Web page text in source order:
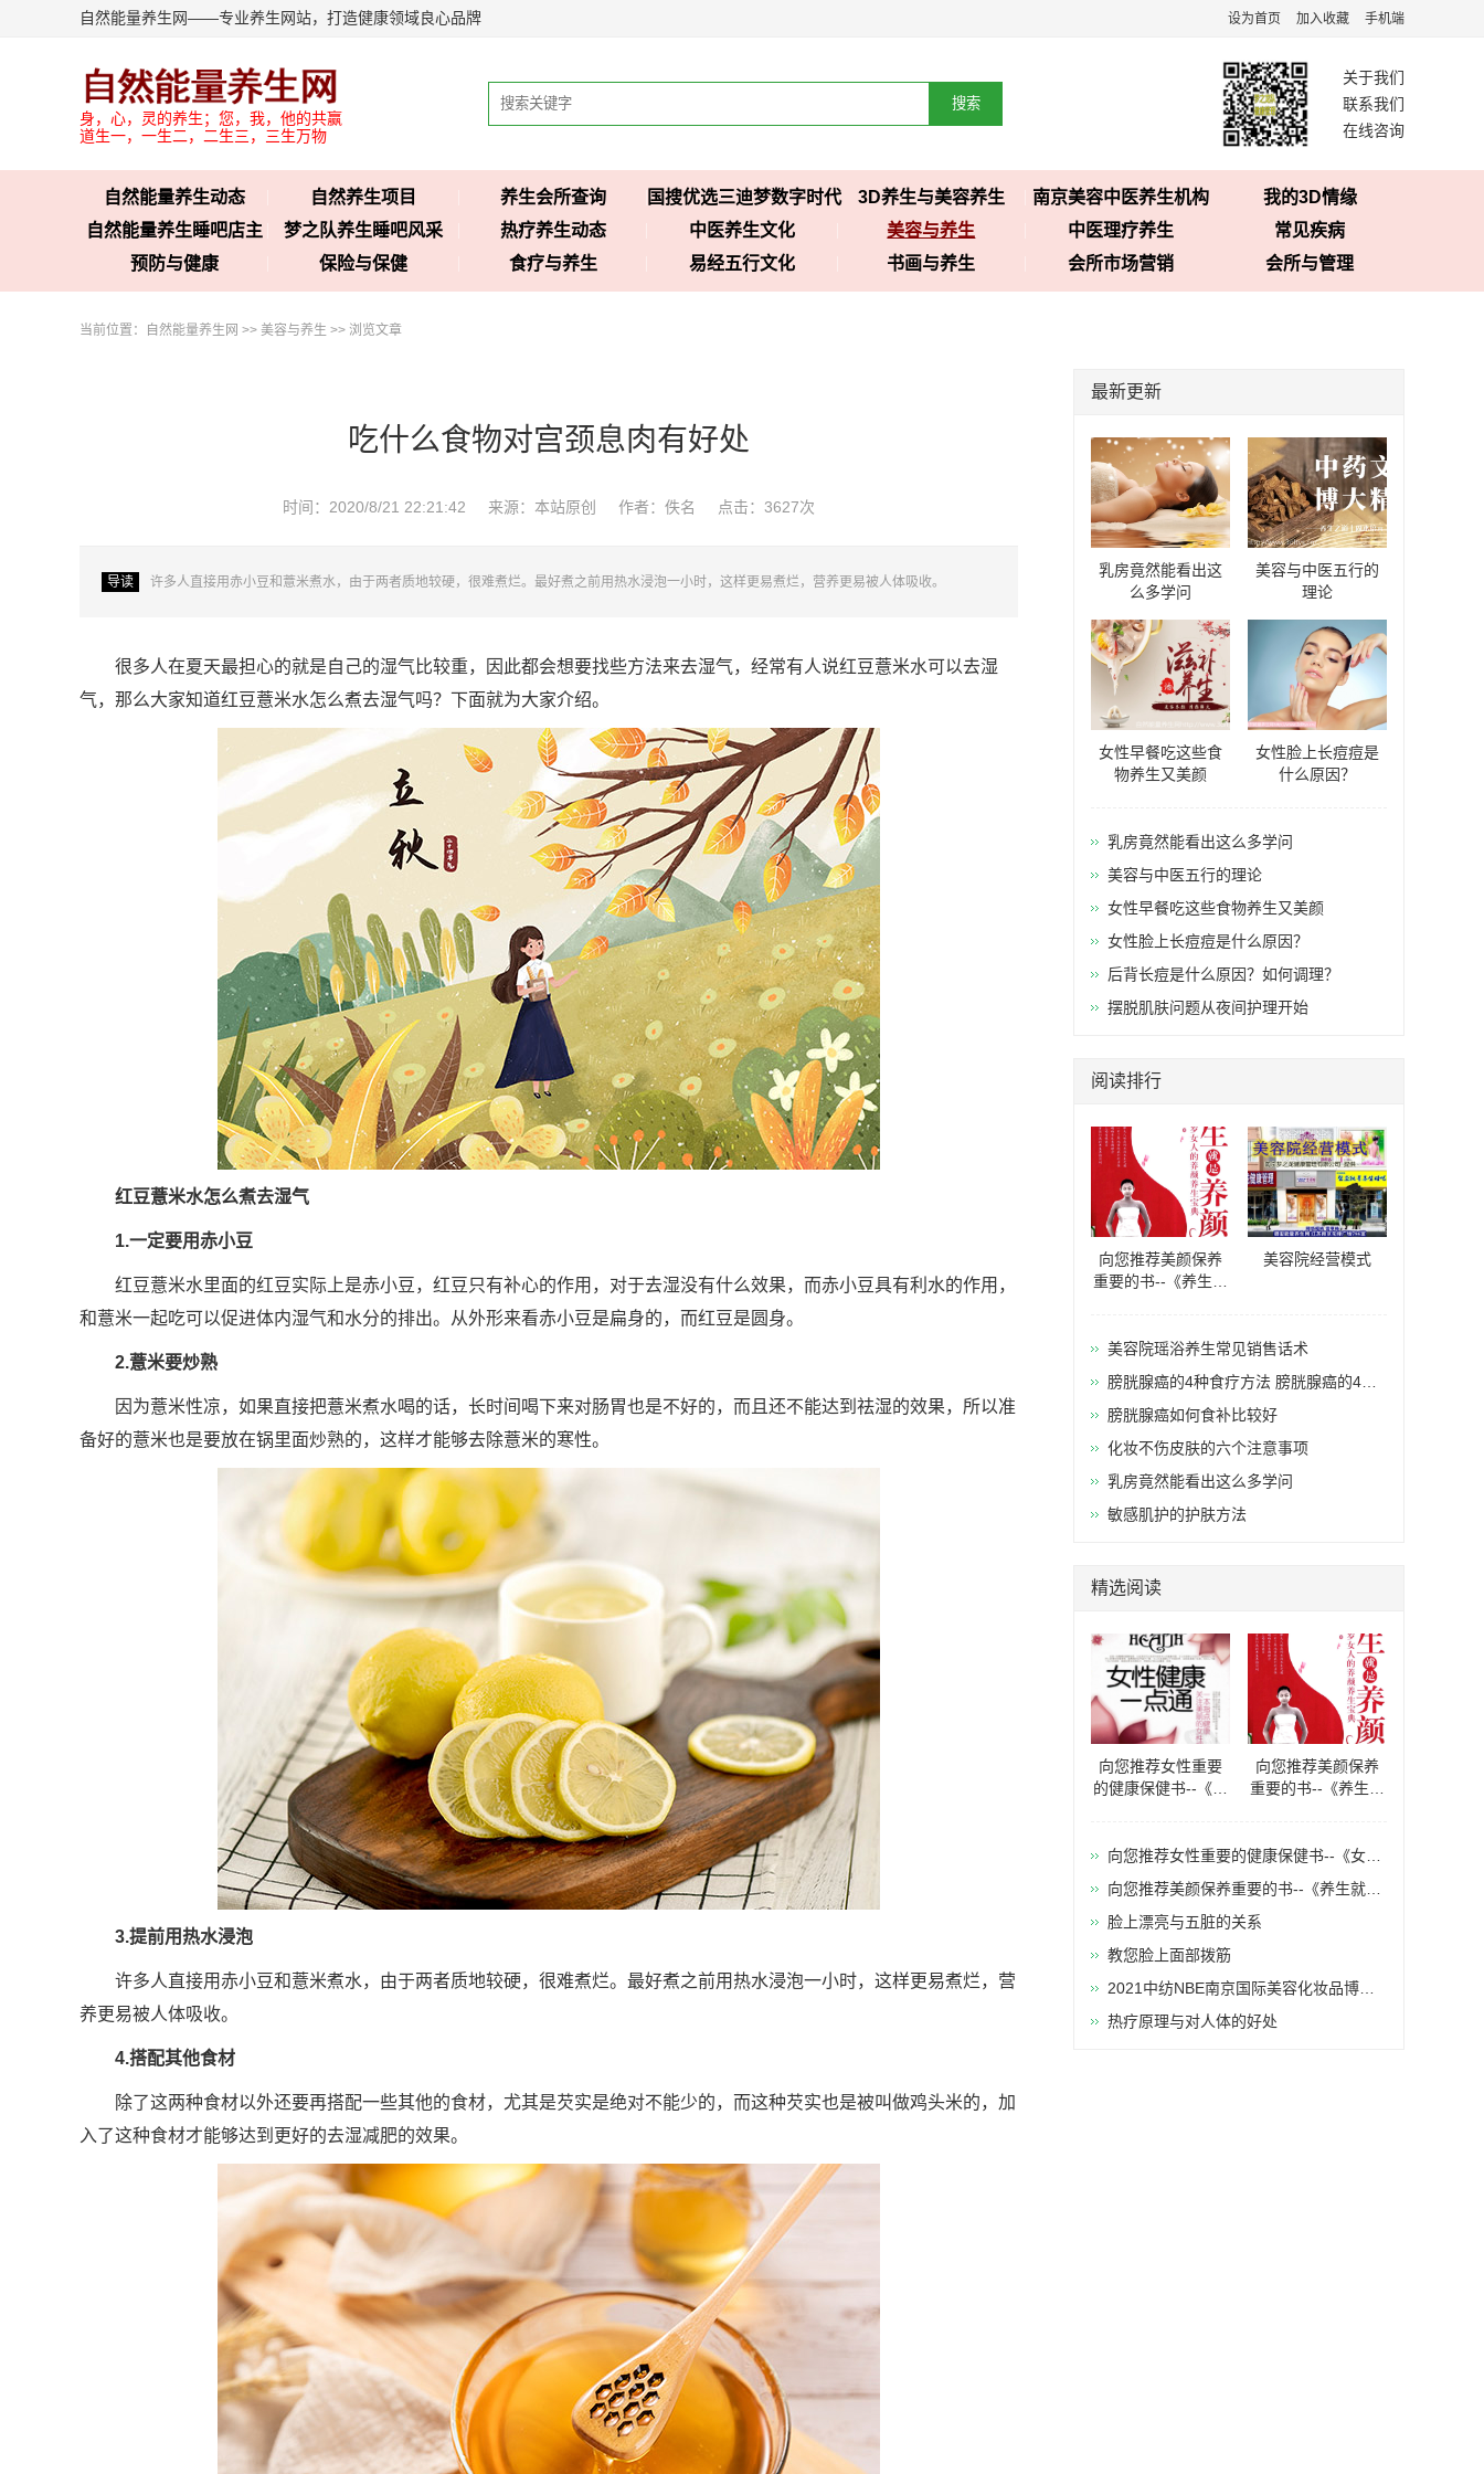
自然能量养生网——专业养生网站，打造健康领域良心品牌 设为首页 加入收藏 手机端
身，心，灵的养生；您，我，他的共赢
道生一，一生二，二生三，三生万物
搜索
关于我们
联系我们
在线咨询
自然能量养生动态 自然养生项目 养生会所查询 国搜优选三迪梦数字时代 3D养生与美容养生 南京美容中医养生机构
我的3D情缘
自然能量养生睡吧店主
梦之队养生睡吧风采 热疗养生动态 中医养生文化 美容与养生 中医理疗养生
常见疾病
预防与健康
保险与保健 食疗与养生 易经五行文化 书画与养生 会所市场营销 会所与管理
当前位置： 自然能量养生网 >> 美容与养生 >> 浏览文章
吃什么食物对宫颈息肉有好处
时间：2020/8/21 22:21:42 来源：本站原创 作者：佚名 点击： 3627次
导读 许多人直接用赤小豆和薏米煮水，由于两者质地较硬，很难煮烂。最好煮之前用热水浸泡一小时，这样更易煮烂，营养更易被人体吸收。
很多人在夏天最担心的就是自己的湿气比较重，因此都会想要找些方法来去湿气，经常有人说红豆薏米水可以去湿
气，那么大家知道红豆薏米水怎么煮去湿气吗？下面就为大家介绍。
红豆薏米水怎么煮去湿气
1.一定要用赤小豆
红豆薏米水里面的红豆实际上是赤小豆，红豆只有补心的作用，对于去湿没有什么效果，而赤小豆具有利水的作用，
和薏米一起吃可以促进体内湿气和水分的排出。从外形来看赤小豆是扁身的，而红豆是圆身。
2.薏米要炒熟
因为薏米性凉，如果直接把薏米煮水喝的话，长时间喝下来对肠胃也是不好的，而且还不能达到祛湿的效果，所以准
备好的薏米也是要放在锅里面炒熟的，这样才能够去除薏米的寒性。
3.提前用热水浸泡
许多人直接用赤小豆和薏米煮水，由于两者质地较硬，很难煮烂。最好煮之前用热水浸泡一小时，这样更易煮烂，营
养更易被人体吸收。
4.搭配其他食材
除了这两种食材以外还要再搭配一些其他的食材，尤其是芡实是绝对不能少的，而这种芡实也是被叫做鸡头米的，加
入了这种食材才能够达到更好的去湿减肥的效果。
最新更新
乳房竟然能看出这
么多学问
美容与中医五行的
理论
女性早餐吃这些食
物养生又美颜
女性脸上长痘痘是
什么原因？
乳房竟然能看出这么多学问
美容与中医五行的理论
女性早餐吃这些食物养生又美颜
女性脸上长痘痘是什么原因？
后背长痘是什么原因？如何调理？
摆脱肌肤问题从夜间护理开始
阅读排行
向您推荐美颜保养
重要的书--《养生就
美容院经营模式
美容院瑶浴养生常见销售话术
膀胱腺癌的4种食疗方法 膀胱腺癌的4种
食疗方法推荐
膀胱腺癌如何食补比较好
化妆不伤皮肤的六个注意事项
乳房竟然能看出这么多学问
敏感肌护的护肤方法
精选阅读
向您推荐女性重要
的健康保健书--《女
向您推荐美颜保养
重要的书--《养生就
向您推荐女性重要的健康保健书--《女性
健康一点通》
向您推荐美颜保养重要的书--《养生就是
养颜20-40岁女人的养颜养生
脸上漂亮与五脏的关系
教您脸上面部拨筋
2021中纺NBE南京国际美容化妆品博览
会
热疗原理与对人体的好处